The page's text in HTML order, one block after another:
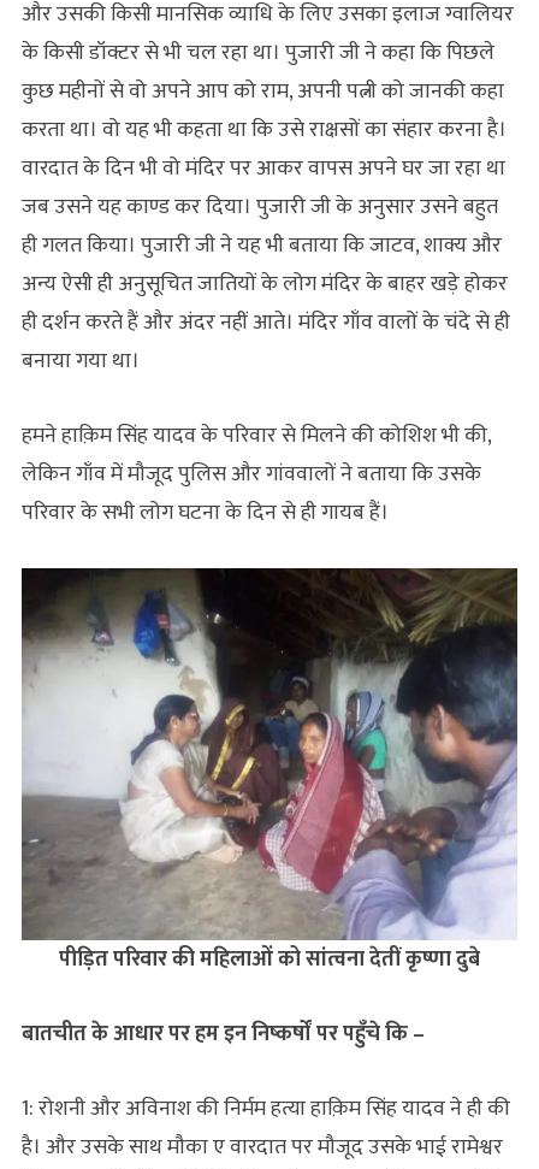
और उसकी किसी मानसिक व्याधि के लिए उसका इलाज ग्वालियर
के किसी डॉक्टर से भी चल रहा था। पुजारी जी ने कहा कि पिछले
कुछ महीनों से वो अपने आप को राम, अपनी पत्नी को जानकी कहा
करता था। वो यह भी कहता था कि उसे राक्षसों का संहार करना है।
वारदात के दिन भी वो मंदिर पर आकर वापस अपने घर जा रहा था
जब उसने यह काण्ड कर दिया। पुजारी जी के अनुसार उसने बहुत
ही गलत किया। पुजारी जी ने यह भी बताया कि जाटव, शाक्य और
अन्य ऐसी ही अनुसूचित जातियों के लोग मंदिर के बाहर खड़े होकर
ही दर्शन करते हैं और अंदर नहीं आते। मंदिर गाँव वालों के चंदे से ही
बनाया गया था।
हमने हाक़िम सिंह यादव के परिवार से मिलने की कोशिश भी की,
लेकिन गाँव में मौजूद पुलिस और गांववालों ने बताया कि उसके
परिवार के सभी लोग घटना के दिन से ही गायब हैं।
पीड़ित परिवार की महिलाओं को सांत्वना देतीं कृष्णा दुबे
बातचीत के आधार पर हम इन निष्कर्षों पर पहुँचे कि –
1: रोशनी और अविनाश की निर्मम हत्या हाक़िम सिंह यादव ने ही की
है। और उसके साथ मौका ए वारदात पर मौजूद उसके भाई रामेश्वर